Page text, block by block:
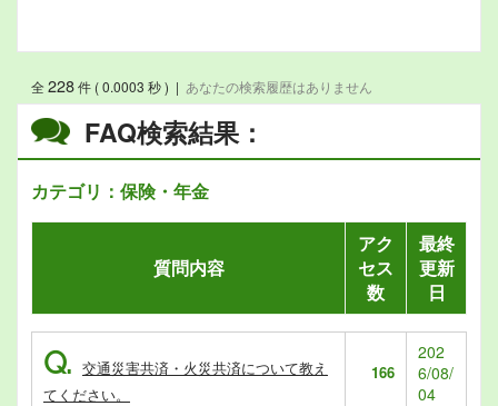
FAQ検索結果：
カテゴリ：保険・年金
全228件 ( 0.0003 秒 ) | あなたの検索履歴はありません
質問内容
アク
セス
数
最終
更新
日
Q. 交通災害共済・火災共済について教え
てください。
166
202
6/08/
04